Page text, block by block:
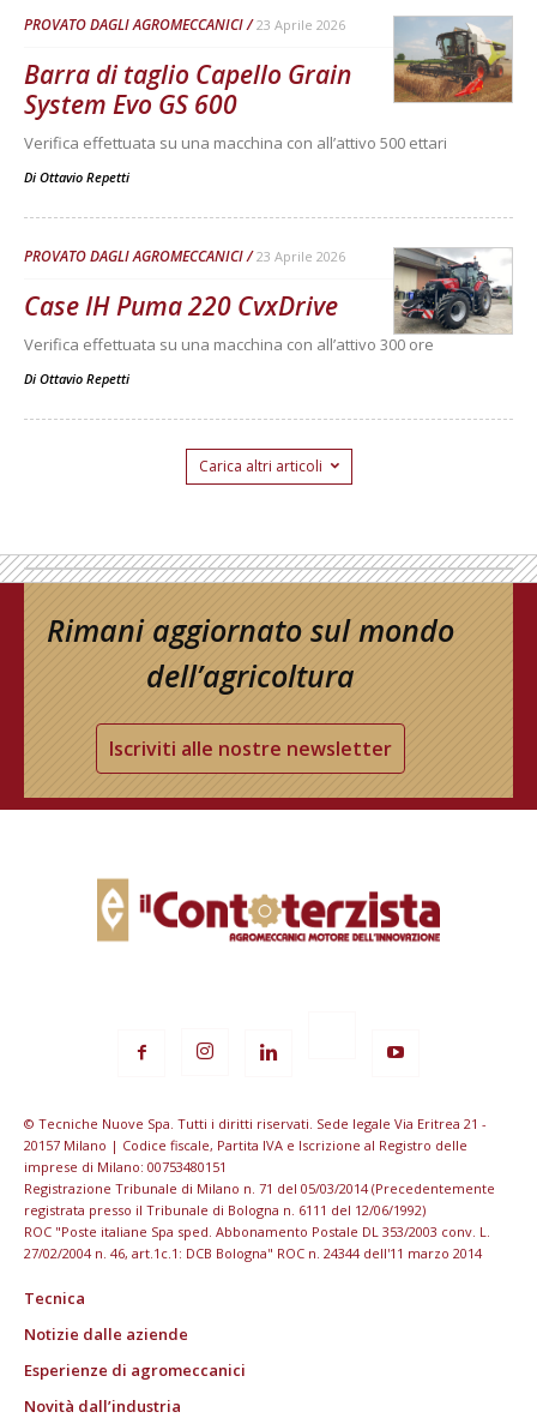
PROVATO DAGLI AGROMECCANICI 23 Aprile 2026
Barra di taglio Capello Grain
System Evo GS 600
Verifica effettuata su una macchina con all’attivo 500 ettari
Di Ottavio Repetti
PROVATO DAGLI AGROMECCANICI 23 Aprile 2026
Case IH Puma 220 CvxDrive
Verifica effettuata su una macchina con all’attivo 300 ore
Di Ottavio Repetti
Carica altri articoli
Rimani aggiornato sul mondo
dell’agricoltura
Iscriviti alle nostre newsletter
© Tecniche Nuove Spa. Tutti i diritti riservati. Sede legale Via Eritrea 21 -
20157 Milano | Codice fiscale, Partita IVA e Iscrizione al Registro delle
imprese di Milano: 00753480151
Registrazione Tribunale di Milano n. 71 del 05/03/2014 (Precedentemente
registrata presso il Tribunale di Bologna n. 6111 del 12/06/1992)
ROC "Poste italiane Spa sped. Abbonamento Postale DL 353/2003 conv. L.
27/02/2004 n. 46, art.1c.1: DCB Bologna" ROC n. 24344 dell'11 marzo 2014
Tecnica
Notizie dalle aziende
Esperienze di agromeccanici
Novità dall’industria